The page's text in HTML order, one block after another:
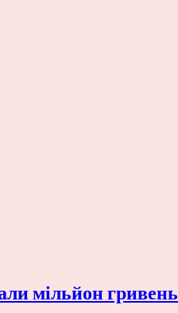
мільйон гривень